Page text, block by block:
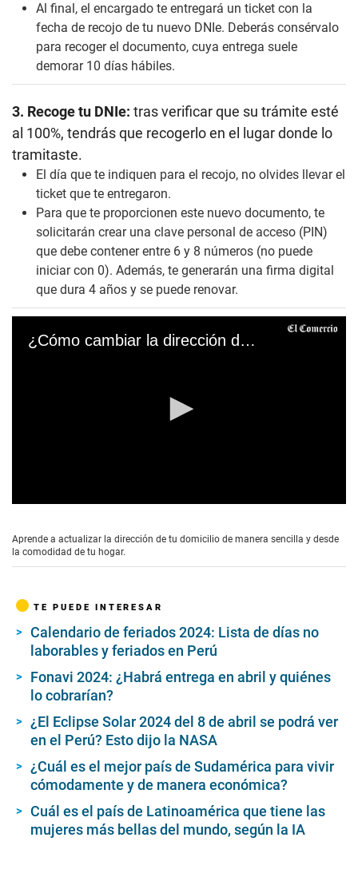
Al final, el encargado te entregará un ticket con la
fecha de recojo de tu nuevo DNIe. Deberás consérvalo
para recoger el documento, cuya entrega suele
demorar 10 días hábiles.
3. Recoge tu DNIe: tras verificar que su trámite esté
al 100%, tendrás que recogerlo en el lugar donde lo
tramitaste.
El día que te indiquen para el recojo, no olvides llevar el
ticket que te entregaron.
Para que te proporcionen este nuevo documento, te
solicitarán crear una clave personal de acceso (PIN)
que debe contener entre 6 y 8 números (no puede
iniciar con 0). Además, te generarán una firma digital
que dura 4 años y se puede renovar.
¿Cómo cambiar la dirección de tu domicilio en el DNI? Sigue estos pasos
e
c
s
o
2
n
s
0
o
Aprende a actualizar la dirección de tu domicilio de manera sencilla y desde
la comodidad de tu hogar.
TE PUEDE INTERESAR
Calendario de feriados 2024: Lista de días no
laborables y feriados en Perú
Fonavi 2024: ¿Habrá entrega en abril y quiénes
lo cobrarían?
¿El Eclipse Solar 2024 del 8 de abril se podrá ver
en el Perú? Esto dijo la NASA
¿Cuál es el mejor país de Sudamérica para vivir
cómodamente y de manera económica?
Cuál es el país de Latinoamérica que tiene las
mujeres más bellas del mundo, según la IA